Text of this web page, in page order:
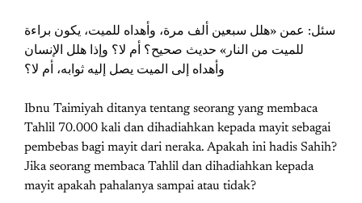
ﺳﺌﻞ: ﻋﻤﻦ «ﻫﻠﻞ ﺳﺒﻌﻴﻦ ﺃﻟﻒ ﻣﺮﺓ، ﻭﺃﻫﺪاﻩ ﻟﻠﻤﻴﺖ، ﻳﻜﻮﻥ ﺑﺮاءﺓ
ﻟﻠﻤﻴﺖ ﻣﻦ اﻟﻨﺎﺭ» ﺣﺪﻳﺚ ﺻﺤﻴﺢ؟ ﺃﻡ ﻻ؟ ﻭﺇﺫا ﻫﻠﻞ اﻹﻧﺴﺎﻥ
ﻭﺃﻫﺪاﻩ ﺇﻟﻰ اﻟﻤﻴﺖ ﻳﺼﻞ ﺇﻟﻴﻪ ﺛﻮاﺑﻪ، ﺃﻡ ﻻ؟
Ibnu Taimiyah ditanya tentang seorang yang membaca
Tahlil 70.000 kali dan dihadiahkan kepada mayit sebagai
pembebas bagi mayit dari neraka. Apakah ini hadis Sahih?
Jika seorang membaca Tahlil dan dihadiahkan kepada
mayit apakah pahalanya sampai atau tidak?